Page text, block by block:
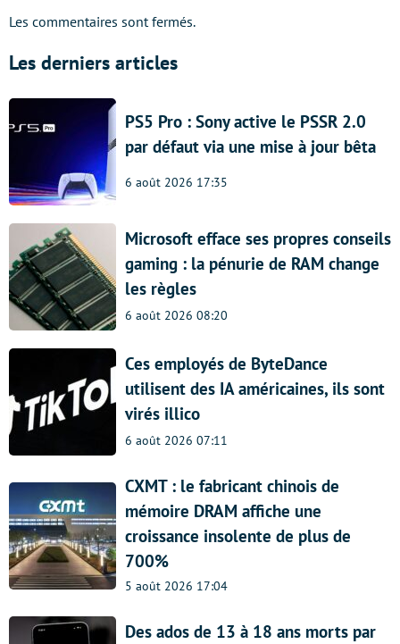
Les commentaires sont fermés.
Les derniers articles
PS5 Pro : Sony active le PSSR 2.0
par défaut via une mise à jour bêta
6 août 2026 17:35
Microsoft efface ses propres conseils
gaming : la pénurie de RAM change
les règles
6 août 2026 08:20
Ces employés de ByteDance
utilisent des IA américaines, ils sont
virés illico
6 août 2026 07:11
CXMT : le fabricant chinois de
mémoire DRAM affiche une
croissance insolente de plus de
700%
5 août 2026 17:04
Des ados de 13 à 18 ans morts par